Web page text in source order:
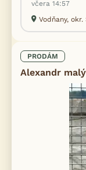
včera 14:57
Vodňany,
PRODÁM
Alexandr